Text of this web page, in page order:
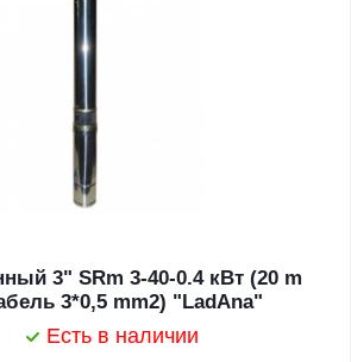
3" SRm 3-40-0.4 кВт (20 m
3*0,5 mm2) "LadAna"
Есть в наличии